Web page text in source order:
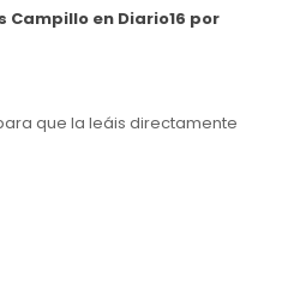
Campilloen Diario16 por
que la leáis directamente